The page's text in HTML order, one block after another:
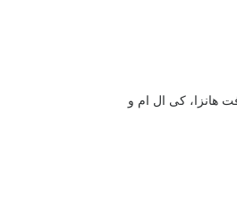
هانزا، کی ال ام و